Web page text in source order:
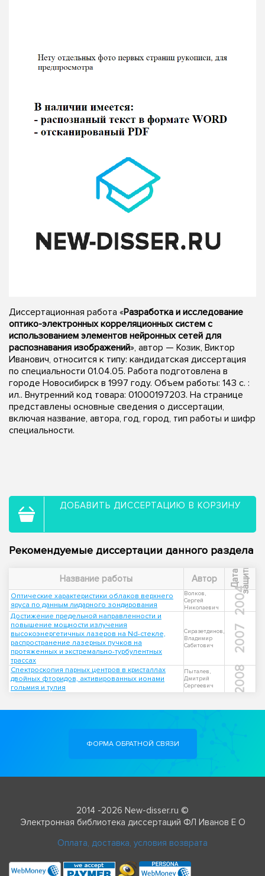
Диссертационная работа «Разработка и исследование
оптико-электронных корреляционных систем с
использованием элементов нейронных сетей для
распознавания изображений», автор — Козик, Виктор
Иванович, относится к типу: кандидатская диссертация
по специальности 01.04.05. Работа подготовлена в
городе Новосибирск в 1997 году. Объем работы: 143 с. :
ил.. Внутренний код товара: 01000197203. На странице
представлены основные сведения о диссертации,
включая название, автора, год, город, тип работы и шифр
специальности.
ДОБАВИТЬ ДИССЕРТАЦИЮ В КОРЗИНУ
Рекомендуемые диссертации данного раздела
Название работы Автор Д
а
т
а
з
а
щ
и
ты
Оптические характеристики облаков верхнего
яруса по данным лидарного зондирования
Волков,
Сергей
Николаевич
2004
Достижение предельной направленности и
повышение мощности излучения
высокоэнергетичных лазеров на Nd-стекле,
распространение лазерных пучков на
протяженных и экстремально-турбулентных
трассах
Сиразетдинов,
Владимир
Сабитович
2007
Спектроскопия парных центров в кристаллах
двойных фторидов, активированных ионами
гольмия и тулия
Пыталев,
Дмитрий
Сергеевич
2008
ФОРМА ОБРАТНОЙ СВЯЗИ
2014 -2026 New-disser.ru ©
Электронная библиотека диссертаций ФЛ Иванов Е О
Оплата, доставка, условия возврата